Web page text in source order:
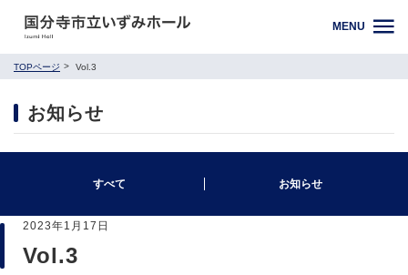
MENU
TOPページ Vol.3
お知らせ
すべて お知らせ
2023年1月17日
Vol.3